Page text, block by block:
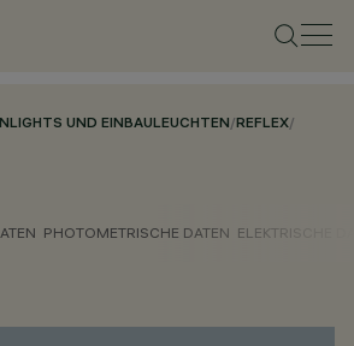
UND EINBAULEUCHTEN/REFLEX/
PHOTOMETRISCHE DATEN ELEKTRISCHE